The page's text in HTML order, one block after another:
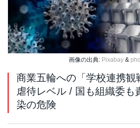
画像の出典: Pixabay &
商業五輪への「学校連携観
虐待レベル / 国も組織委も
染の危険